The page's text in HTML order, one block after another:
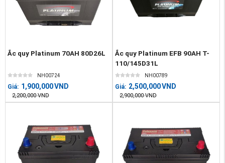
Ắc quy Platinum 70AH 80D26L
NH00724
Giá: 1,900,000VND
2,200,000 VND
Ắc quy Platinum EFB 90AH T-
110/145D31L
NH00789
Giá: 2,500,000VND
2,900,000 VND